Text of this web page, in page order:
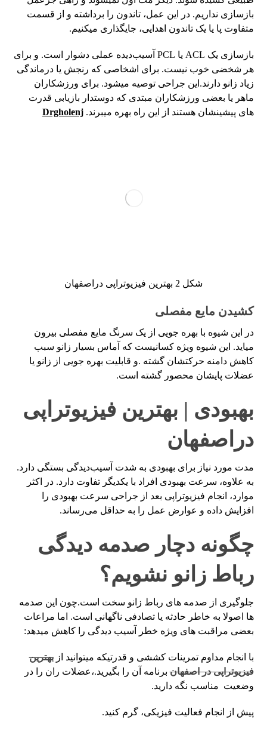
بازسازی نداریم. در این عمل، تاندون را برداشته و از قسمت
متفاوت پا یا یک تاندون اهدایی، جایگذاری میکنیم.
بازسازی یک ACL یا PCL آسیب‌دیده عملی دشوار است. و برای
هر شخضی خوب نیست. برای اشخاصی که رنجش یا درماندگی
زیاد زانو دارند.این جراحی توصیه میشود. برای ورزشکاران
ماهر یا بعضی ورزشکاران مبتدی که دوستدار بازیابی قدرت
های پیشینشان هستند از این راه بهره میبرند.Drgholenj
شکل 2 بهترین فیزیوتراپی دراصفهان
کشیدن مایع مفصلی
در این شیوه با بهره جویی از یک سرنگ مایع مفصلی بیرون
میاید. این شیوه ویژه کسانیست که آماس بسیار زانو سبب
کاهش دامنه حرکتشان گشته .و قابلیت بهره جویی از زانو یا
عضلات پایشان محصور گشته است.
بهبودی | بهترین فیزیوتراپی
دراصفهان
مدت مورد نیاز برای بهبودی به شدت آسیب‌دیدگی بستگی دارد.
به علاوه، سرعت بهبودی افراد با یکدیگر تفاوت دارد. در اکثر
موارد، انجام فیزیوتراپی بعد از جراحی سرعت بهبودی را
افزایش داده و عوارض عمل را به حداقل می‌رساند.
چگونه دچار صدمه دیدگی
رباط زانو نشویم؟
جلوگیری از صدمه های رباط زانو سخت است.چون این صدمه
ها اصولا به خاطر حادثه یا تصادفی ناگهانی است. اما مراعات
بعضی مراقبت های ویژه خطر آسیب دیدگی را کاهش میدهد:
با انجام مداوم تمرینات کششی و قدرتیکه میتوانید ازبهترین
فیزیوتراپی در اصفهانبرنامه آن را بگیرید.،عضلات ران را در
وضعیت مناسب نگه دارید.
پیش از انجام فعالیت فیزیکی، گرم کنید.